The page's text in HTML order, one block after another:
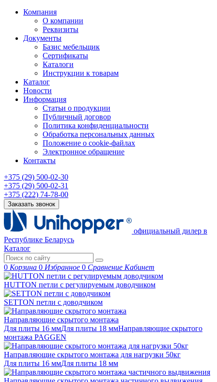
Компания
О компании
Реквизиты
Документы
Базис мебельщик
Сертификаты
Каталоги
Инструкции к товарам
Каталог
Новости
Информация
Статьи о продукции
Публичный договор
Политика конфиденциальности
Обработка персональных данных
Положение о cookie-файлах
Электронное обращение
Контакты
+375 (29) 500-02-30
+375 (29) 500-02-31
+375 (222) 74-78-00
Заказать звонок
официальный дилер в
Республике Беларусь
Каталог
0 Корзина 0 Избранное 0 Сравнение Кабинет
HUTTON петли с регулируемым доводчиком
SETTON петли с доводчиком
Направляющие скрытого монтажа
Для плиты 16 ммДля плиты 18 ммНаправляющие скрытого
монтажа PAGGEN
Направляющие скрытого монтажа для нагрузки 50кг
Для плиты 16 ммДля плиты 18 мм